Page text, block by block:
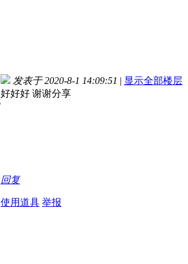
发表于 2020-8-1 14:09:51 | 显示全部楼层
好好好 谢谢分享
回复
使用道具 举报